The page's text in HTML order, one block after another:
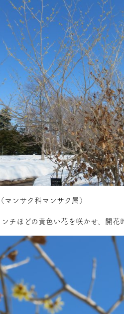
マンサク科マンサク属）
チほどの黄色い花を咲かせ、開花